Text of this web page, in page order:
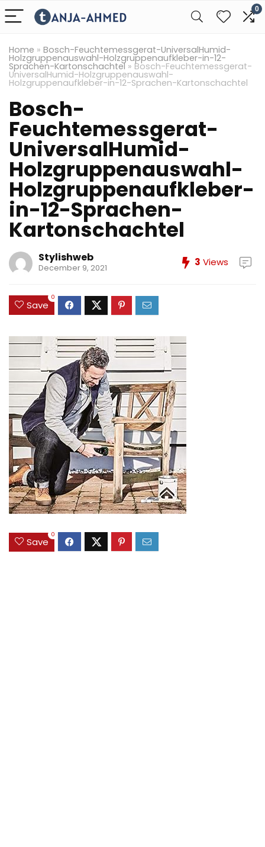
0
Home » Bosch-Feuchtemessgerat-UniversalHumid-
Holzgruppenauswahl-Holzgruppenaufkleber-in-12-
Sprachen-Kartonschachtel» Bosch-Feuchtemessgerat-
UniversalHumid-Holzgruppenauswahl-
Holzgruppenaufkleber-in-12-Sprachen-Kartonschachtel
Bosch-
Feuchtemessgerat-
UniversalHumid-
Holzgruppenauswahl-
Holzgruppenaufkleber-
in-12-Sprachen-
Kartonschachtel
Stylishweb
December 9, 2021 3 Views
Save
0
Save
0